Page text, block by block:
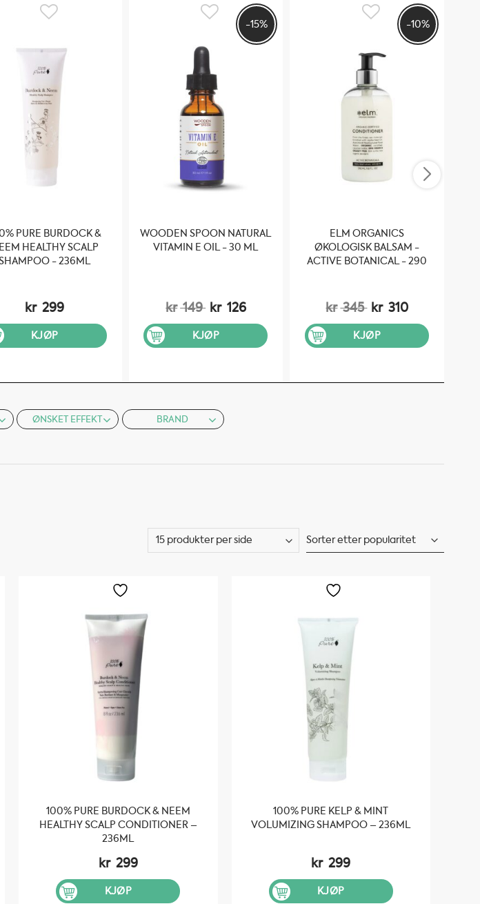
PURE BURDOCK &
HEALTHY SCALP
- 236ML
kr 299
KJØP
-15%
WOODEN SPOON NATURAL
VITAMIN E OIL - 30 ML
kr149 kr 126
KJØP
-10%
ELM ORGANICS
ØKOLOGISK BALSAM -
ACTIVE BOTANICAL - 290
kr345 kr 310
KJØP
ØNSKET EFFEKT BRAND
100% PURE BURDOCK & NEEM
HEALTHY SCALP CONDITIONER –
236ML
kr 299
KJØP
100% PURE KELP & MINT
VOLUMIZING SHAMPOO – 236ML
kr 299
KJØP